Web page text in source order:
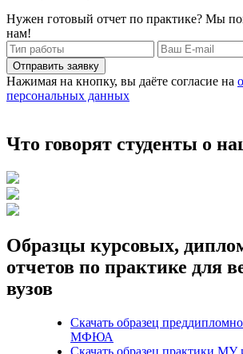
Нужен готовый отчет по практике? Мы
нам!
Отправить заявку
Нажимая на кнопку, вы даёте согласие на
персональных данных
Что говорят студенты о
Образцы курсовых,
отчетов по практике для
вузов
Скачать образец
МФЮА
Скачать образец практики